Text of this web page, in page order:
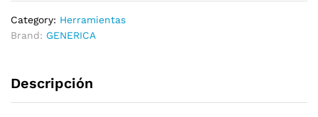
Category: Herramientas
Brand: GENERICA
Descripción